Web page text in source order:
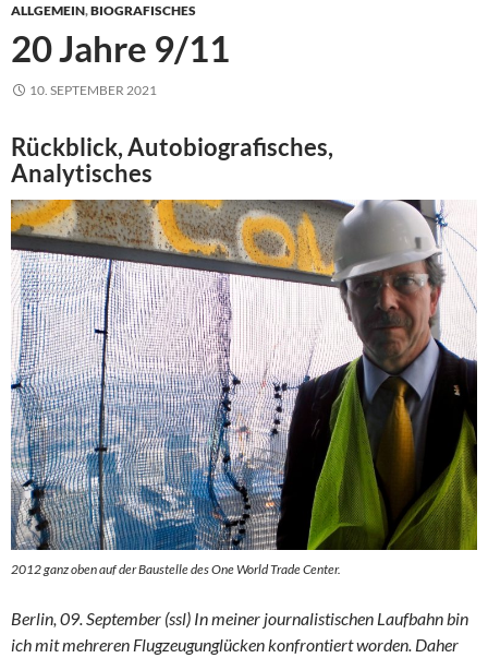
ALLGEMEIN,BIOGRAFISCHES
20 Jahre 9/11
10. SEPTEMBER 2021
Rückblick, Autobiografisches,
Analytisches
2012 ganz oben auf der Baustelle des One World Trade Center.
Berlin, 09. September (ssl) In meiner journalistischen Laufbahn bin
ich mit mehreren Flugzeugunglücken konfrontiert worden. Daher